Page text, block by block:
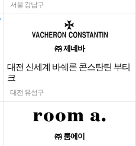
서울 강남구
㈜ 제네바
대전 신세계 바쉐론 콘스탄틴 부티
크
대전 유성구
㈜ 룸에이